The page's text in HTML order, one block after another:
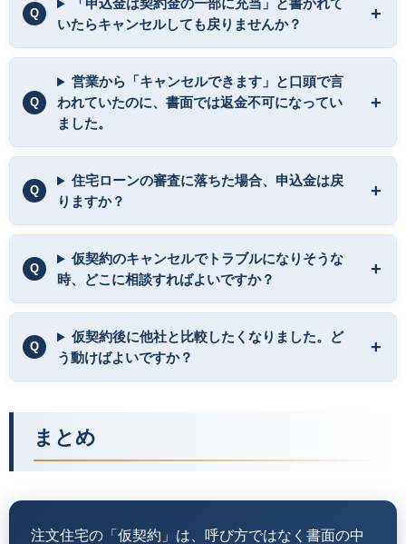
「申込金は契約金の一部に充当」と書かれて
いたらキャンセルしても戻りませんか？
営業から「キャンセルできます」と口頭で言
われていたのに、書面では返金不可になってい
ました。
住宅ローンの審査に落ちた場合、申込金は戻
りますか？
仮契約のキャンセルでトラブルになりそうな
時、どこに相談すればよいですか？
仮契約後に他社と比較したくなりました。ど
う動けばよいですか？
まとめ
注文住宅の「仮契約」は、呼び方ではなく書面の中